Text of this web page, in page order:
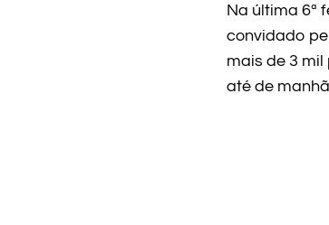
Na última 6ª
convidado
mais de 3 mil
até de